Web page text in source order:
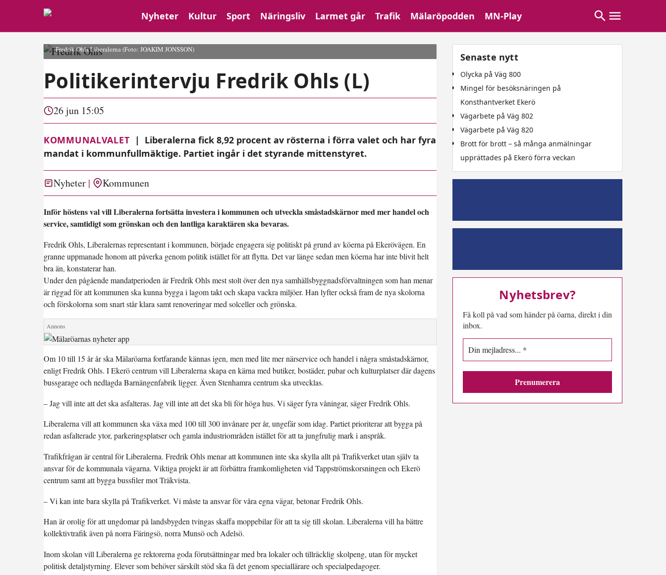
Nyheter Kultur Sport Näringsliv Larmet går Trafik Mälaröpodden MN-Play
Fredrik Ohls Liberalerna(Foto: JOAKIM JONSSON)
Politikerintervju Fredrik Ohls (L)
26 jun 15:05
KOMMUNALVALET |
Liberalerna fick 8,92 procent av rösterna i förra valet och har fyra
mandat i kommunfullmäktige. Partiet ingår i det styrande mittenstyret.
Nyheter Kommunen
Inför höstens val vill Liberalerna fortsätta investera i kommunen och utveckla småstadskärnor med mer handel och
service, samtidigt som grönskan och den lantliga karaktären ska bevaras.
Fredrik Ohls, Liberalernas representant i kommunen, började engagera sig politiskt på grund av köerna på Ekerövägen. En
granne uppmanade honom att påverka genom politik istället för att flytta. Det var länge sedan men köerna har inte blivit helt
bra än, konstaterar han.
Under den pågående mandatperioden är Fredrik Ohls mest stolt över den nya samhällsbyggnadsförvaltningen som han menar
är riggad för att kommunen ska kunna bygga i lagom takt och skapa vackra miljöer. Han lyfter också fram de nya skolorna
och förskolorna som snart står klara samt renoveringar med solceller och grönska.
Om 10 till 15 år år ska Mälaröarna fortfarande kännas igen, men med lite mer närservice och handel i några småstadskärnor,
enligt Fredrik Ohls. I Ekerö centrum vill Liberalerna skapa en kärna med butiker, bostäder, pubar och kulturplatser där dagens
bussgarage och nedlagda Barnängenfabrik ligger. Även Stenhamra centrum ska utvecklas.
– Jag vill inte att det ska asfalteras. Jag vill inte att det ska bli för höga hus. Vi säger fyra våningar, säger Fredrik Ohls.
Liberalerna vill att kommunen ska växa med 100 till 300 invånare per år, ungefär som idag. Partiet prioriterar att bygga på
redan asfalterade ytor, parkeringsplatser och gamla industriområden istället för att ta jungfrulig mark i anspråk.
Trafikfrågan är central för Liberalerna. Fredrik Ohls menar att kommunen inte ska skylla allt på Trafikverket utan själv ta
ansvar för de kommunala vägarna. Viktiga projekt är att förbättra framkomligheten vid Tappströmskorsningen och Ekerö
centrum samt att bygga bussfiler mot Träkvista.
– Vi kan inte bara skylla på Trafikverket. Vi måste ta ansvar för våra egna vägar, betonar Fredrik Ohls.
Han är orolig för att ungdomar på landsbygden tvingas skaffa moppebilar för att ta sig till skolan. Liberalerna vill ha bättre
kollektivtrafik även på norra Färingsö, norra Munsö och Adelsö.
Inom skolan vill Liberalerna ge rektorerna goda förutsättningar med bra lokaler och tillräcklig skolpeng, utan för mycket
politisk detaljstyrning. Elever som behöver särskilt stöd ska få det genom speciallärare och specialpedagoger.
Senaste nytt
Olycka på Väg 800
Mingel för besöksnäringen på
Konsthantverket Ekerö
Vägarbete på Väg 802
Vägarbete på Väg 820
Brott för brott – så många anmälningar
upprättades på Ekerö förra veckan
Nyhetsbrev?
Få koll på vad som händer på öarna, direkt i din
inbox.